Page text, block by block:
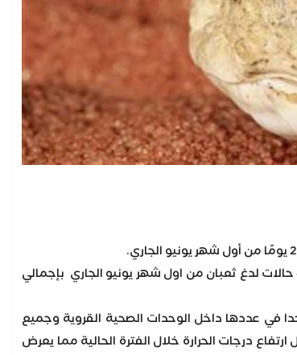
قال الدكتور هشام بكر هارون وكيل وزارة الصحة والسكان بالوادي الجديد، إنه جرى تسجيل 74 حالة لدغ عقرب و 4 حالات لدغ ثعبان من اول شهر يونيو الجاري بإجمالي
في عددها داخل الوحدات الصحية القروية وجميع
درجات الحرارة خلال الفترة الحالية مما يعرض